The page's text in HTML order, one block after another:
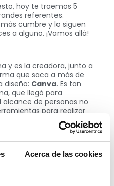
Acerca de las cookies
hoy te traemos 5
referentes.
cumbre y lo siguen
a alguno. ¡Vamos allá!
y es la creadora, junto a
que saca a más de
diseño: Canva. Es tan
que llegó para
de personas no
para realizar
que muy
inició desde un